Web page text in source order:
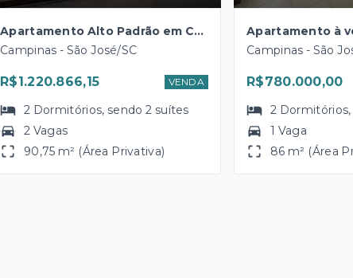
Apartamento Alto Padrão em Campinas - São José
Campinas - São José/SC
R$1.220.866,15 VENDA
2 Dormitórios, sendo2 suítes
2 Vagas
90,75 m² (Área Privativa)
Campinas - São
R$780.000,00
2 Dormitórios
1 Vaga
86 m² (Área